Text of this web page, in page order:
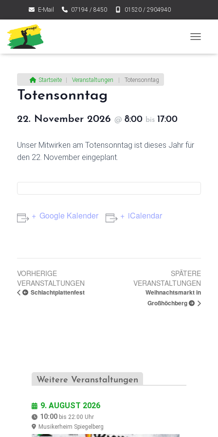
E-Mail 07194 / 8450 01520 / 2904940
Startseite Veranstaltungen Totensonntag
Totensonntag
22. November 2026 @ 8:00 bis 17:00
Unser Mitwirken am Totensonntag ist dieses Jahr für
den 22. November eingeplant.
Google Kalender iCalendar
V
e
VORHERIGE
VERANSTALTUNGEN
Schlachtplattenfest
SPÄTERE
VERANSTALTUNGEN
Weihnachtsmarkt in
Großhöchberg
Weitere Veranstaltungen
9. AUGUST 2026
10:00 bis 22:00 Uhr
Musikerheim Spiegelberg